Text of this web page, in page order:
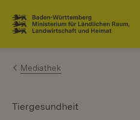
Zum Inhalt springen
Link zur Startseite
Mediathek
Tiergesundheit